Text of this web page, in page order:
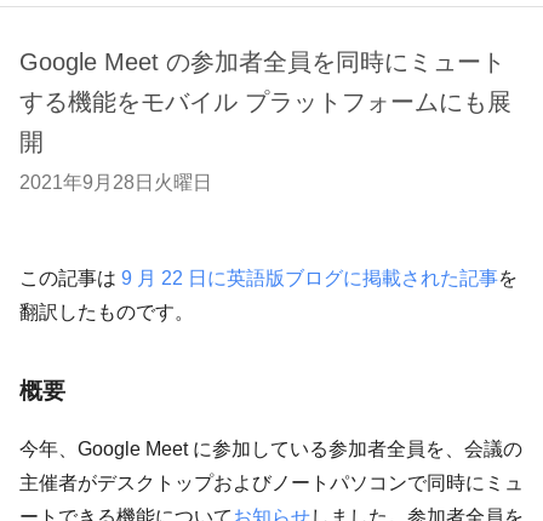
Google Meet の参加者全員を同時にミュート
する機能をモバイル プラットフォームにも展
開
2021年9月28日火曜日
この記事は 9 月 22 日に英語版ブログに掲載された記事を
翻訳したものです。
概要
今年、Google Meet に参加している参加者全員を、会議の
主催者がデスクトップおよびノートパソコンで同時にミュ
ートできる機能についてお知らせしました。参加者全員を